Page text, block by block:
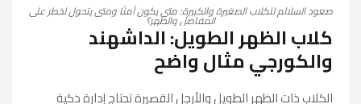
صعود السلالم للكلاب الصغيرة والكبيرة: متى يكون آمنًا ومتى يتحول لخطر على
المفاصل والظهر؟
كلاب الظهر الطويل: الداشهند
والكورجي مثال واضح
الكلاب ذات الظهر الطويل والأرجل القصيرة تحتاج إدارة ذكية